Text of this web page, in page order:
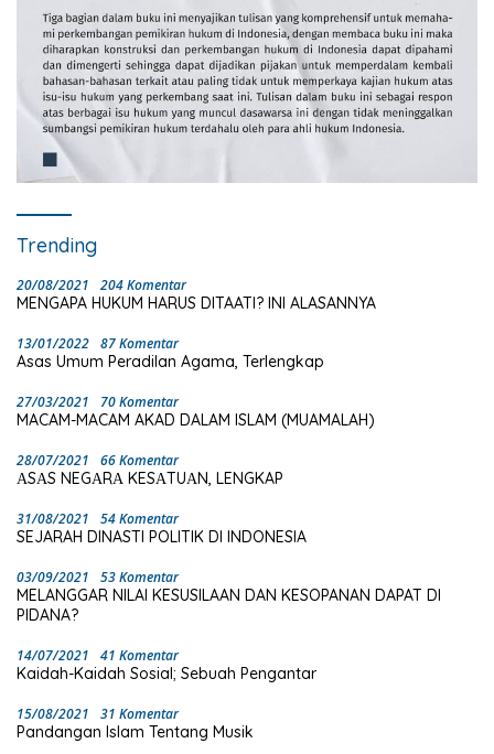
Trending
20/08/2021 204 Komentar
MENGAPA HUKUM HARUS DITAATI? INI ALASANNYA
13/01/2022 87 Komentar
Asas Umum Peradilan Agama, Terlengkap
27/03/2021 70 Komentar
MACAM-MACAM AKAD DALAM ISLAM (MUAMALAH)
28/07/2021 66 Komentar
ΑSΑS NEGΑRΑ KESΑTUΑN, LENGKAP
31/08/2021 54 Komentar
SEJARAH DINASTI POLITIK DI INDONESIA
03/09/2021 53 Komentar
MELANGGAR NILAI KESUSILAAN DAN KESOPANAN DAPAT DI
PIDANA?
14/07/2021 41 Komentar
Kaidah-Kaidah Sosial; Sebuah Pengantar
15/08/2021 31 Komentar
Pandangan Islam Tentang Musik